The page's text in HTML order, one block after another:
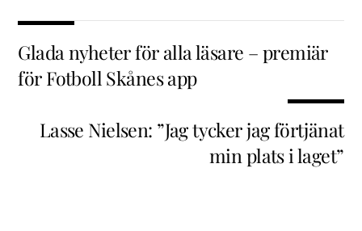
Glada nyheter för alla läsare – premiär
för Fotboll Skånes app
Lasse Nielsen: ”Jag tycker jag förtjänat
min plats i laget”